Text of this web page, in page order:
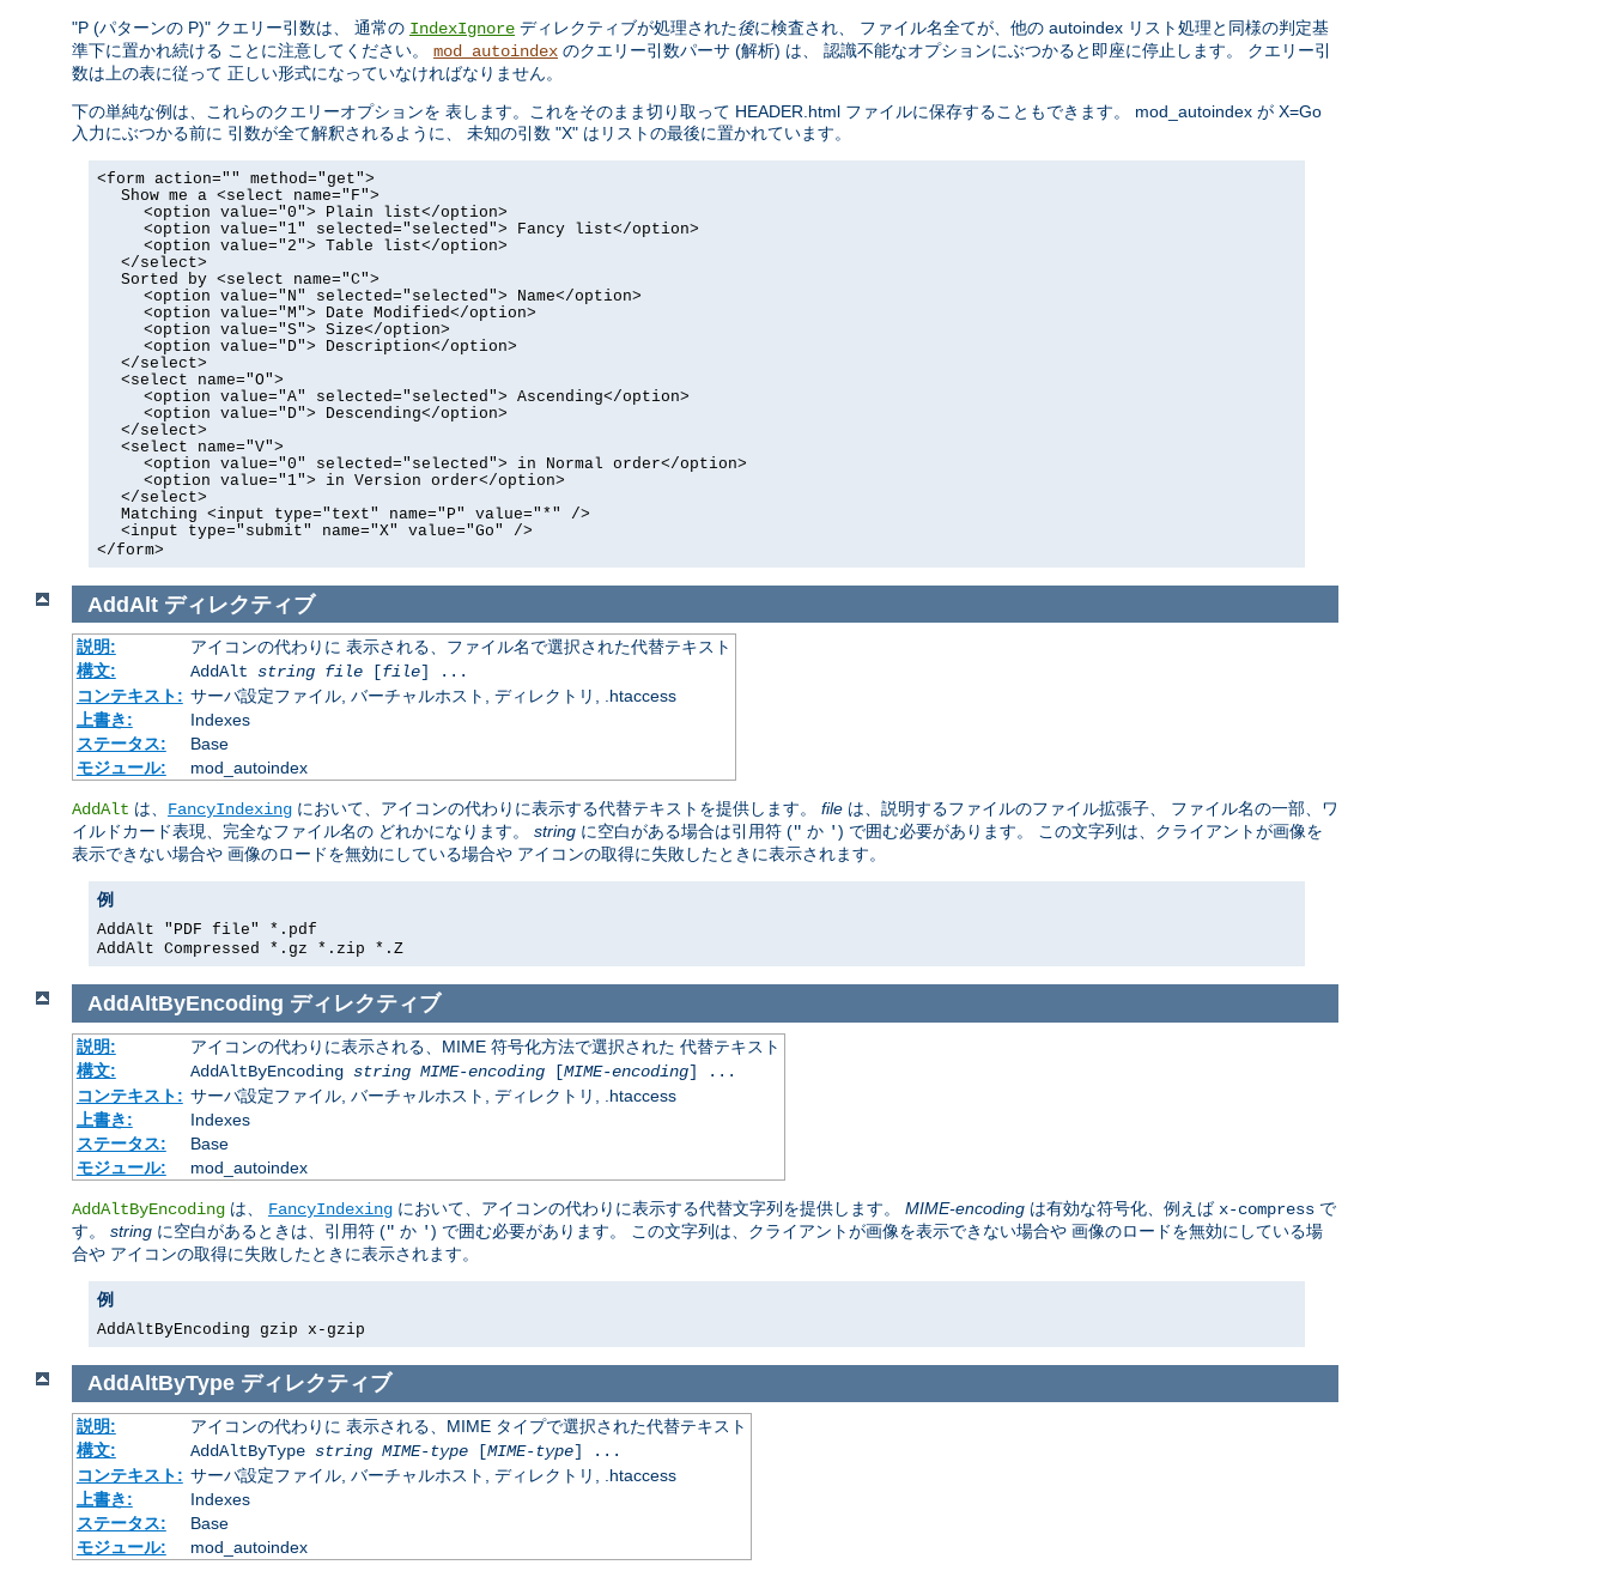
"P (パターンの P)" クエリー引数は、 通常の IndexIgnore ディレクティブが処理された後に検査され、 ファイル名全てが、他の autoindex リスト処理と同様の判定基
準下に置かれ続ける ことに注意してください。 mod_autoindex のクエリー引数パーサ (解析) は、 認識不能なオプションにぶつかると即座に停止します。 クエリー引
数は上の表に従って 正しい形式になっていなければなりません。
下の単純な例は、これらのクエリーオプションを 表します。これをそのまま切り取って HEADER.html ファイルに保存することもできます。 mod_autoindex が X=Go
入力にぶつかる前に 引数が全て解釈されるように、 未知の引数 "X" はリストの最後に置かれています。
<form action="" method="get">
Show me a <select name="F">
<option value="0"> Plain list</option>
<option value="1" selected="selected"> Fancy list</option>
<option value="2"> Table list</option>
</select>
Sorted by <select name="C">
<option value="N" selected="selected"> Name</option>
<option value="M"> Date Modified</option>
<option value="S"> Size</option>
<option value="D"> Description</option>
</select>
<select name="O">
<option value="A" selected="selected"> Ascending</option>
<option value="D"> Descending</option>
</select>
<select name="V">
<option value="0" selected="selected"> in Normal order</option>
<option value="1"> in Version order</option>
</select>
Matching <input type="text" name="P" value="*" />
<input type="submit" name="X" value="Go" />
</form>
AddAlt ディレクティブ
説明:
アイコンの代わりに 表示される、ファイル名で選択された代替テキスト
構文:
AddAlt string file[file] ...
コンテキスト: サーバ設定ファイル, バーチャルホスト, ディレクトリ, .htaccess
上書き:
Indexes
ステータス:
Base
モジュール:
mod_autoindex
AddAlt は、 FancyIndexing において、アイコンの代わりに表示する代替テキストを提供します。 file は、説明するファイルのファイル拡張子、 ファイル名の一部、ワ
イルドカード表現、完全なファイル名の どれかになります。 string に空白がある場合は引用符 (" か ') で囲む必要があります。 この文字列は、クライアントが画像を
表示できない場合や 画像のロードを無効にしている場合や アイコンの取得に失敗したときに表示されます。
例
AddAlt "PDF file" *.pdf
AddAlt Compressed *.gz *.zip *.Z
AddAltByEncoding ディレクティブ
説明:
アイコンの代わりに表示される、MIME 符号化方法で選択された 代替テキスト
構文:
AddAltByEncoding string MIME-encoding[MIME-encoding] ...
コンテキスト: サーバ設定ファイル, バーチャルホスト, ディレクトリ, .htaccess
上書き:
Indexes
ステータス:
Base
モジュール:
mod_autoindex
AddAltByEncoding は、 FancyIndexing において、アイコンの代わりに表示する代替文字列を提供します。 MIME-encoding は有効な符号化、例えば x-compress で
す。 string に空白があるときは、引用符 (" か ') で囲む必要があります。 この文字列は、クライアントが画像を表示できない場合や 画像のロードを無効にしている場
合や アイコンの取得に失敗したときに表示されます。
例
AddAltByEncoding gzip x-gzip
AddAltByType ディレクティブ
説明:
アイコンの代わりに 表示される、MIME タイプで選択された代替テキスト
構文:
AddAltByType string MIME-type[MIME-type] ...
コンテキスト: サーバ設定ファイル, バーチャルホスト, ディレクトリ, .htaccess
上書き:
Indexes
ステータス:
Base
モジュール:
mod_autoindex